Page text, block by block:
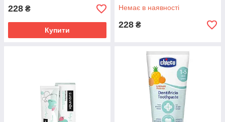
228 ₴
Купити
Немає в наявності
228 ₴